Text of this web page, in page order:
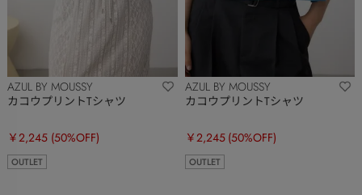
AZUL BY MOUSSY
カコウプリントTシャツ
￥2,245 (50%OFF)
OUTLET
AZUL BY MOUSSY
カコウプリントTシャツ
￥2,245 (50%OFF)
OUTLET